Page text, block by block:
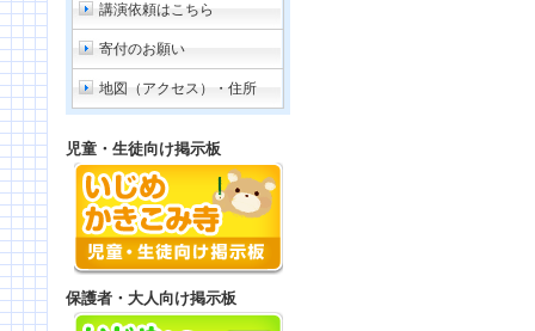
講演依頼はこちら
寄付のお願い
地図（アクセス）・住所
児童・生徒向け掲示板
保護者・大人向け掲示板